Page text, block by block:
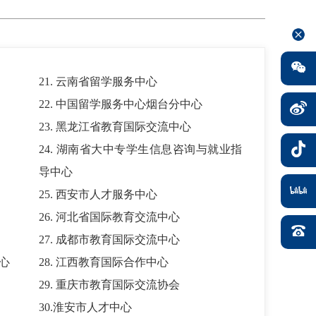
21. 云南省留学服务中心
22. 中国留学服务中心烟台分中心
23. 黑龙江省教育国际交流中心
24. 湖南省大中专学生信息咨询与就业指
导中心
25. 西安市人才服务中心
26. 河北省国际教育交流中心
27. 成都市教育国际交流中心
28. 江西教育国际合作中心
29. 重庆市教育国际交流协会
30.淮安市人才中心